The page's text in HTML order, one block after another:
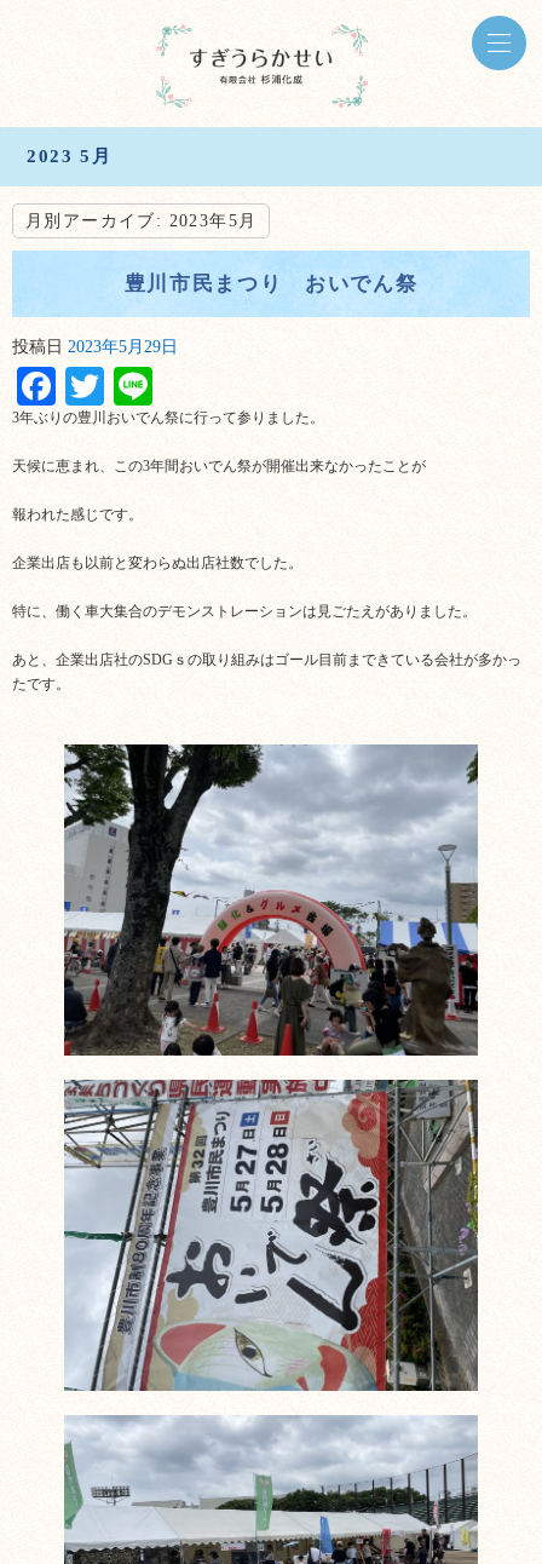
2023 5月
月別アーカイブ: 2023年5月
豊川市民まつり おいでん祭
投稿日 2023年5月29日
Facebook
Twitter
3年ぶりの豊川おいでん祭に行って参りました。
天候に恵まれ、この3年間おいでん祭が開催出来なかったことが
報われた感じです。
企業出店も以前と変わらぬ出店社数でした。
特に、働く車大集合のデモンストレーションは見ごたえがありました。
あと、企業出店社のSDGｓの取り組みはゴール目前まできている会社が多かっ
たです。